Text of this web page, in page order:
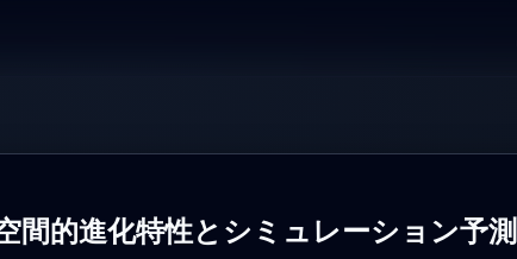
間的進化特性とシミュレーション予